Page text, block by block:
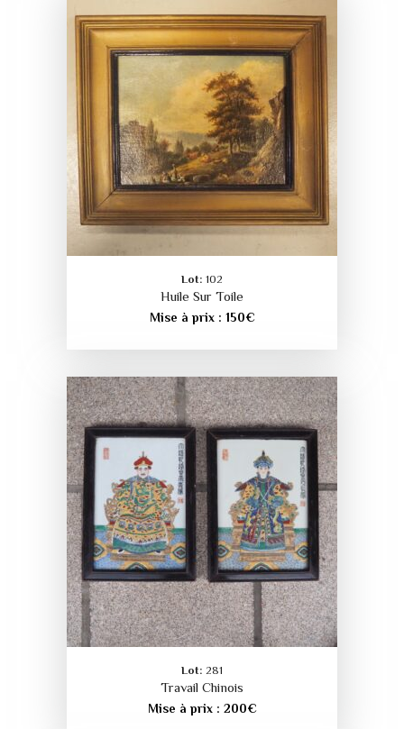
Lot: 102
Huile Sur Toile
Mise à prix : 150€
Lot: 281
Travail Chinois
Mise à prix : 200€